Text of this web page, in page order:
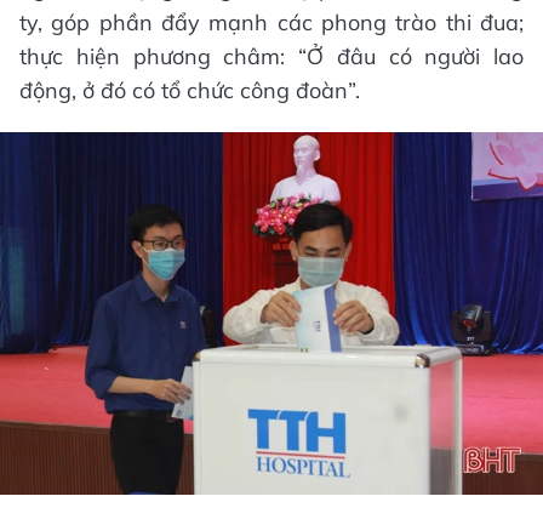
ty, góp phần đẩy mạnh các phong trào thi đua;
thực hiện phương châm: “Ở đâu có người lao
động, ở đó có tổ chức công đoàn”.